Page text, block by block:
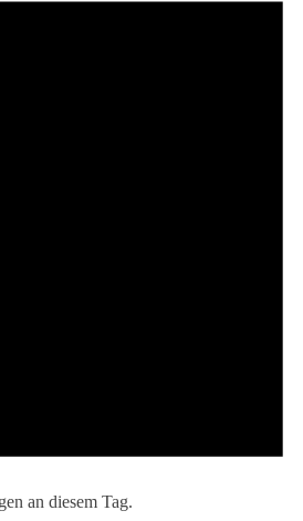
an diesem Tag.